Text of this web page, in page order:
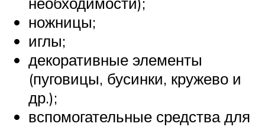
ножницы;
иглы;
декоративные элементы
(пуговицы, бусинки, кружево и
др.);
вспомогательные средства для